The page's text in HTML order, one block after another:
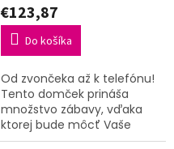
€123,87
Do košíka
Od zvončeka až k telefónu!
Tento domček prináša
množstvo zábavy, vďaka
ktorej bude môcť Vaše
dieťa rozvíjať svoju